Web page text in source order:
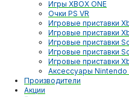
Игры XBOX ONE
Очки PS VR
Игровые приставки
Игровые приставки
Игровые приставки
Игровые приставки
Игровые приставки
Аксессуары Nintendo
Производители
Акции